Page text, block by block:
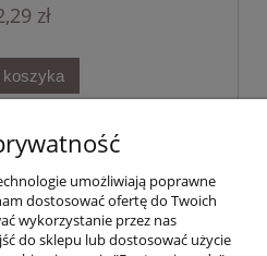
zł
koszyka
Pomoc
się!
umożliwiają poprawne
dostosować ofertę do Twoich
wykorzystanie przez nas
do sklepu lub dostosować użycie